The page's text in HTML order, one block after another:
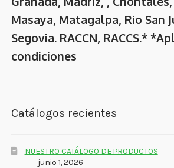
Masaya, Matagalpa, Rio San
Segovia. RACCN, RACCS.*
condiciones
Catálogos recientes
NUESTRO CATÁLOGO DE PRODUCTOS
junio 1, 2026